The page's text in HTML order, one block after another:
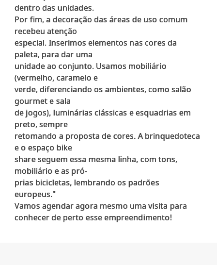
dentro das unidades.
Por fim, a decoração das áreas de uso comum
recebeu atenção
especial. Inserimos elementos nas cores da
paleta, para dar uma
unidade ao conjunto. Usamos mobiliário
(vermelho, caramelo e
verde, diferenciando os ambientes, como salão
gourmet e sala
de jogos), luminárias clássicas e esquadrias em
preto, sempre
retomando a proposta de cores. A brinquedoteca
e o espaço bike
share seguem essa mesma linha, com tons,
mobiliário e as pró-
prias bicicletas, lembrando os padrões
europeus."
Vamos agendar agora mesmo uma visita para
conhecer de perto esse empreendimento!